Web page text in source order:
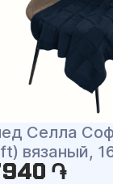
Селла
вязаный,
֏